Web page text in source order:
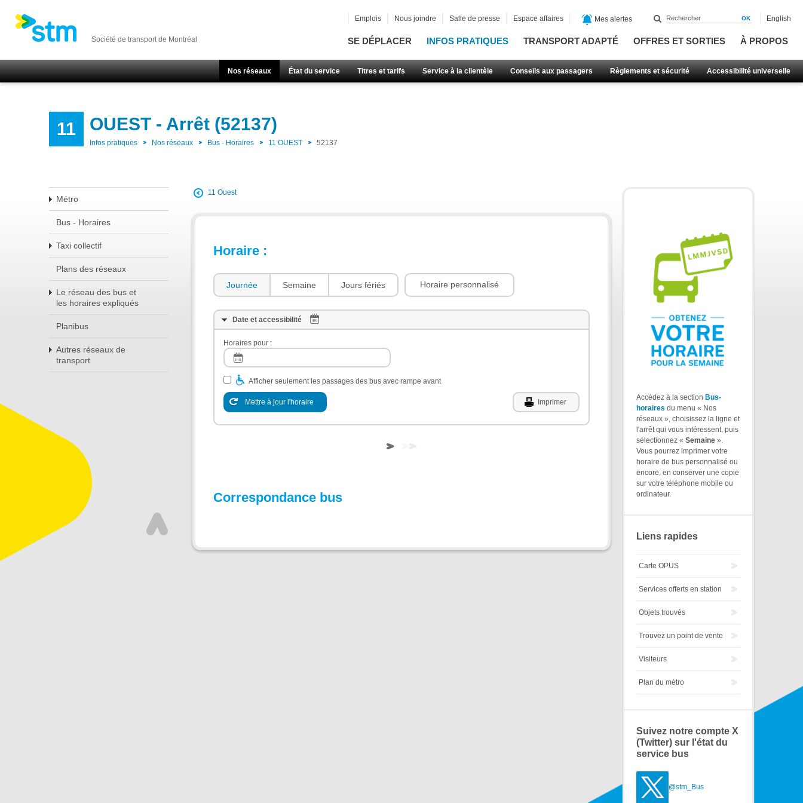
Société de transport de Montréal SE DÉPLACER INFOS PRATIQUES TRANSPORT ADAPTÉ OFFRES ET SORTIES À PROPOS
Nos réseaux État du service Titres et tarifs Service à la clientèle Conseils aux passagers Règlements et sécurité Accessibilité universelle
Emplois Nous joindre Salle de presse Espace affaires Mes alertes English
11 OUEST - Arrêt (52137)
Infos pratiques Nos réseaux Bus - Horaires 11 OUEST 52137
Métro
Bus - Horaires
Taxi collectif
Plans des réseaux
Le réseau des bus et
les horaires expliqués
Planibus
Autres réseaux de
transport
11 Ouest
Horaire :
Journée Semaine Jours fériés Horaire personnalisé
Date et accessibilité
Horaires pour :
Afficher seulement les passages des bus avec rampe avant
Mettre à jour l'horaire Imprimer
Correspondance bus
Accédez à la section Bus-
horaires du menu « Nos
réseaux », choisissez la ligne et
l'arrêt qui vous intéressent, puis
sélectionnez « Semaine ».
Vous pourrez imprimer votre
horaire de bus personnalisé ou
encore, en conserver une copie
sur votre téléphone mobile ou
ordinateur.
Liens rapides
Carte OPUS
Services offerts en station
Objets trouvés
Trouvez un point de vente
Visiteurs
Plan du métro
Suivez notre compte X
(Twitter) sur l'état du
service bus
@stm_Bus